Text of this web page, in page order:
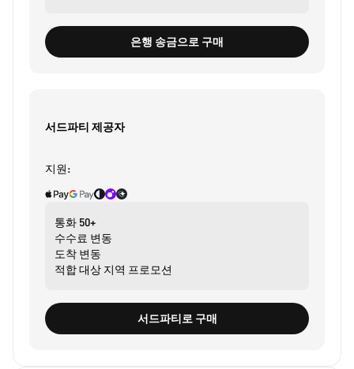
은행 송금으로 구매
서드파티 제공자
지원:
통화 50+
수수료 변동
도착 변동
적합 대상 지역 프로모션
서드파티로 구매